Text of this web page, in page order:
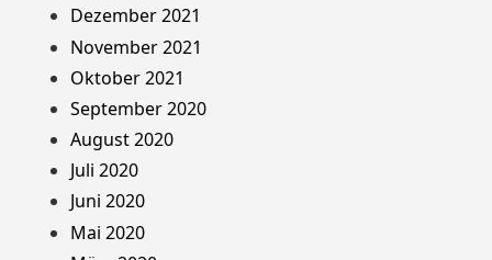
Dezember 2021
November 2021
Oktober 2021
September 2020
August 2020
Juli 2020
Juni 2020
Mai 2020